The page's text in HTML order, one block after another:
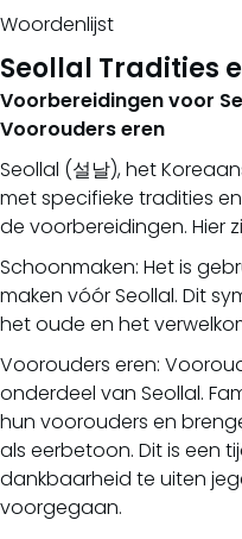
Woordenlijst
Seollal Tradities
Voorbereidingen voor
Voorouders eren
Seollal (설날), het
met specifieke tradities
de voorbereidingen. Hier
Schoonmaken: Het is
maken vóór Seollal. Dit
het oude en het
Voorouders eren:
onderdeel van Seollal.
hun voorouders en
als eerbetoon. Dit is een
dankbaarheid te uiten
voorgegaan.